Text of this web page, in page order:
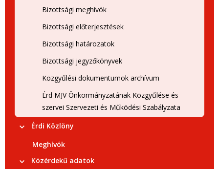
Bizottsági meghívók
Bizottsági előterjesztések
Bizottsági határozatok
Bizottsági jegyzőkönyvek
Közgyűlési dokumentumok archívum
Érd MJV Önkormányzatának Közgyűlése és
szervei Szervezeti és Működési Szabályzata
Érdi Közlöny
Meghívók
Közérdekű adatok